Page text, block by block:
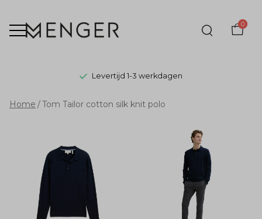
0
Levertijd 1-3 werkdagen
Tom
cotton
silk
Home Tom Tailor cotton silk knit polo